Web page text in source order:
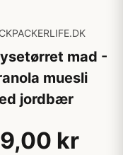
mad -
muesli
jordbær
kr